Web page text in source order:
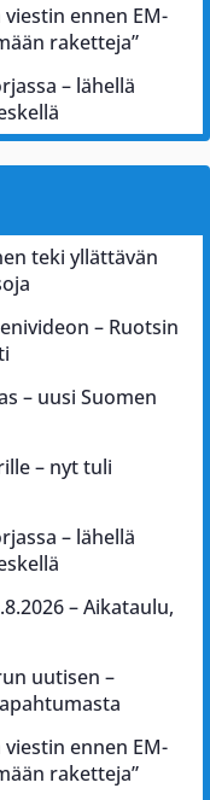
ennen EM-
raketteja”
– lähellä
teki yllättävän
– Ruotsin
– uusi Suomen
– nyt tuli
– lähellä
– Aikataulu,
uutisen –
ennen EM-
raketteja”